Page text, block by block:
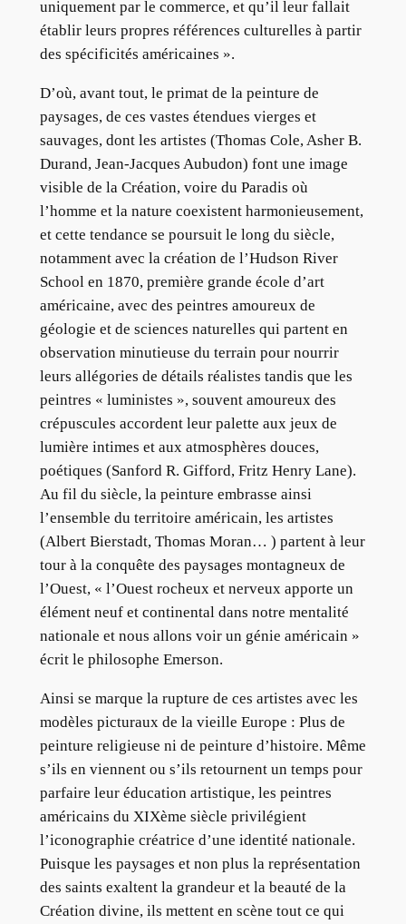
uniquement par le commerce, et qu’il leur fallait
établir leurs propres références culturelles à partir
des spécificités américaines ».
D’où, avant tout, le primat de la peinture de
paysages, de ces vastes étendues vierges et
sauvages, dont les artistes (Thomas Cole, Asher B.
Durand, Jean-Jacques Aubudon) font une image
visible de la Création, voire du Paradis où
l’homme et la nature coexistent harmonieusement,
et cette tendance se poursuit le long du siècle,
notamment avec la création de l’Hudson River
School en 1870, première grande école d’art
américaine, avec des peintres amoureux de
géologie et de sciences naturelles qui partent en
observation minutieuse du terrain pour nourrir
leurs allégories de détails réalistes tandis que les
peintres « luministes », souvent amoureux des
crépuscules accordent leur palette aux jeux de
lumière intimes et aux atmosphères douces,
poétiques (Sanford R. Gifford, Fritz Henry Lane).
Au fil du siècle, la peinture embrasse ainsi
l’ensemble du territoire américain, les artistes
(Albert Bierstadt, Thomas Moran… ) partent à leur
tour à la conquête des paysages montagneux de
l’Ouest, « l’Ouest rocheux et nerveux apporte un
élément neuf et continental dans notre mentalité
nationale et nous allons voir un génie américain »
écrit le philosophe Emerson.
Ainsi se marque la rupture de ces artistes avec les
modèles picturaux de la vieille Europe : Plus de
peinture religieuse ni de peinture d’histoire. Même
s’ils en viennent ou s’ils retournent un temps pour
parfaire leur éducation artistique, les peintres
américains du XIXème siècle privilégient
l’iconographie créatrice d’une identité nationale.
Puisque les paysages et non plus la représentation
des saints exaltent la grandeur et la beauté de la
Création divine, ils mettent en scène tout ce qui